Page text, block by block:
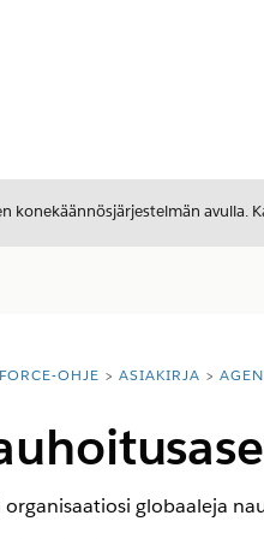
konekäännösjärjestelmän avulla.
OHJE ASIAKIRJA
organisaatiosi globaaleja